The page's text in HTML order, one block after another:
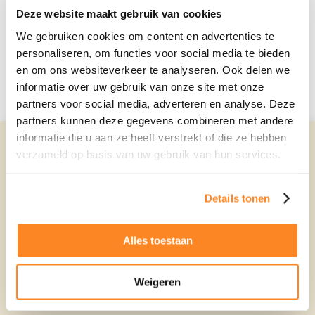
Deze website maakt gebruik van cookies
We gebruiken cookies om content en advertenties te
personaliseren, om functies voor social media te bieden
en om ons websiteverkeer te analyseren. Ook delen we
informatie over uw gebruik van onze site met onze
partners voor social media, adverteren en analyse. Deze
partners kunnen deze gegevens combineren met andere
informatie die u aan ze heeft verstrekt of die ze hebben
verzameld op basis van uw gebruik van hun services.
Details tonen
Alles toestaan
Weigeren
Mens & Relatie
Awards & erkenning
3x Winnaar Succes Award
Certified Matchmaker Expert
Grootste bureau van Nederland
Meer dan 40 jaar ervaring
Plan kennismaking
Carola Bloemer
Purmerend
0299-700204 |email
Plan kennismaking
Alice van 't Hof